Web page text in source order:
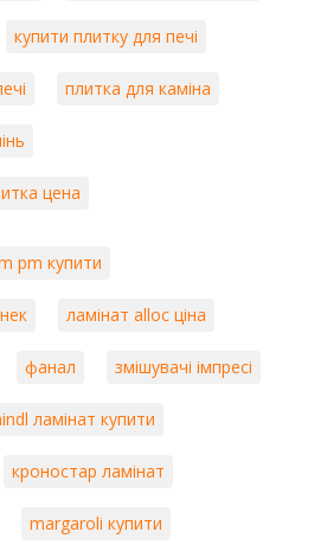
купити плитку для печі
плитка для каміна
цена
pm купити
ламінат alloc ціна
фанал змішувачі імпресі
ламінат купити
кроностар ламінат
margaroli купити